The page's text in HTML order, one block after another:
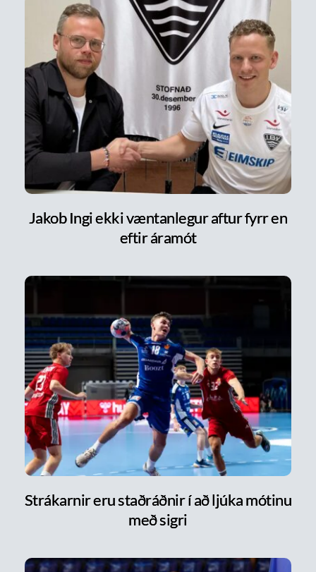
Jakob Ingi ekki væntanlegur aftur fyrr en
eftir áramót
Strákarnir eru staðráðnir í að ljúka mótinu
með sigri